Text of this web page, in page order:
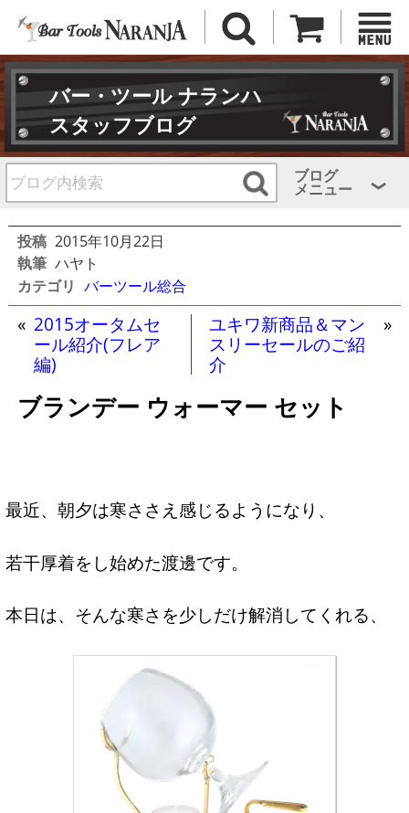
バー・ツール ナランハ
スタッフブログ
ブログ
メニュー
投稿 2015年10月22日
執筆 ハヤト
カテゴリ バーツール総合
« 2015オータムセ
ール紹介(フレア
編)
ユキワ新商品＆マン
スリーセールのご紹
介
»
ブランデー ウォーマー セット
最近、朝夕は寒ささえ感じるようになり、
若干厚着をし始めた渡邊です。
本日は、そんな寒さを少しだけ解消してくれる、